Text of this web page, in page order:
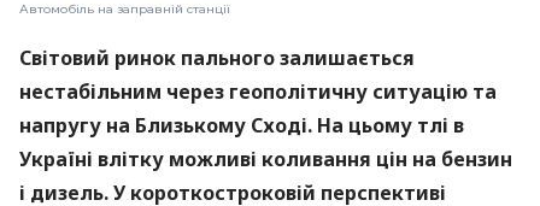
Автомобіль на заправній станції
Світовий ринок пального залишається
нестабільним через геополітичну ситуацію та
напругу на Близькому Сході. На цьому тлі в
Україні влітку можливі коливання цін на бензин
і дизель. У короткостроковій перспективі